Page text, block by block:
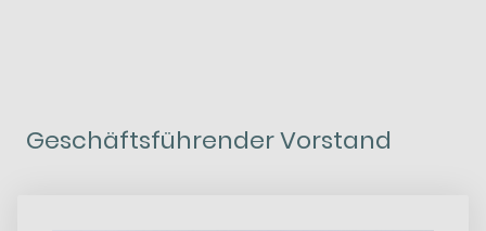
Geschäftsführender Vorstand